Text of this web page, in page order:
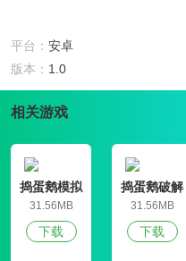
1、捣蛋鹅破解版有精彩的故事和丰
2、灵活控制镇上的大白鹅消灭，各
3、和镇上的居民战斗，想尽一切办
游戏介绍
制大白鹅玩;
3、想出各种各样的方式来玩人类，
破解内容说明
1、去除广告省去你都烦恼
平台： 安卓
版本： 1.0
相关游戏
捣蛋鹅模拟
器
31.56MB
下载
捣蛋鹅破解
版
31.56MB
下载